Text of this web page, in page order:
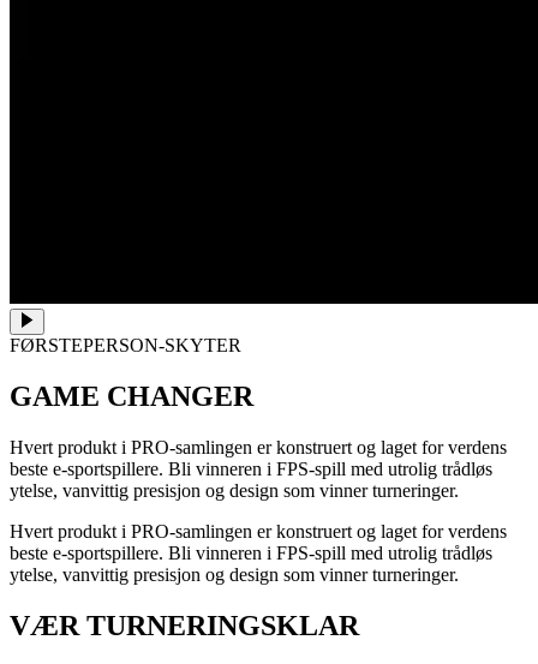
FØRSTEPERSON-SKYTER
GAME CHANGER
Hvert produkt i PRO-samlingen er konstruert og laget for verdens
beste e-sportspillere. Bli vinneren i FPS-spill med utrolig trådløs
ytelse, vanvittig presisjon og design som vinner turneringer.
Hvert produkt i PRO-samlingen er konstruert og laget for verdens
beste e-sportspillere. Bli vinneren i FPS-spill med utrolig trådløs
ytelse, vanvittig presisjon og design som vinner turneringer.
VÆR TURNERINGSKLAR